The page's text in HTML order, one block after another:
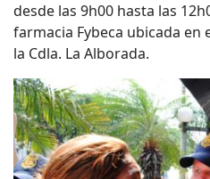
desde las 9h00 hasta las
farmacia Fybeca ubicada en
la Cdla. La Alborada.